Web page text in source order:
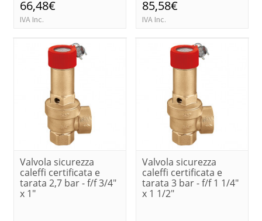
66,48€
IVA Inc.
85,58€
IVA Inc.
Valvola sicurezza
caleffi certificata e
tarata 2,7 bar - f/f 3/4"
x 1"
Valvola sicurezza
caleffi certificata e
tarata 3 bar - f/f 1 1/4"
x 1 1/2"